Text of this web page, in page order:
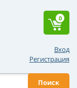
Вход
Регистрация
Поиск
0